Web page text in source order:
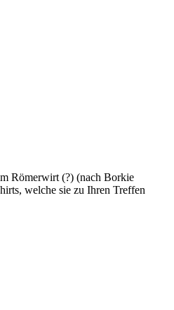
Römerwirt (?) (nach Borkie
welche sie zu Ihren Treffen